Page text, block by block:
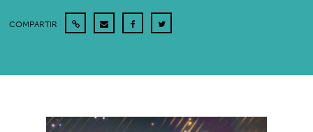
COMPARTIR